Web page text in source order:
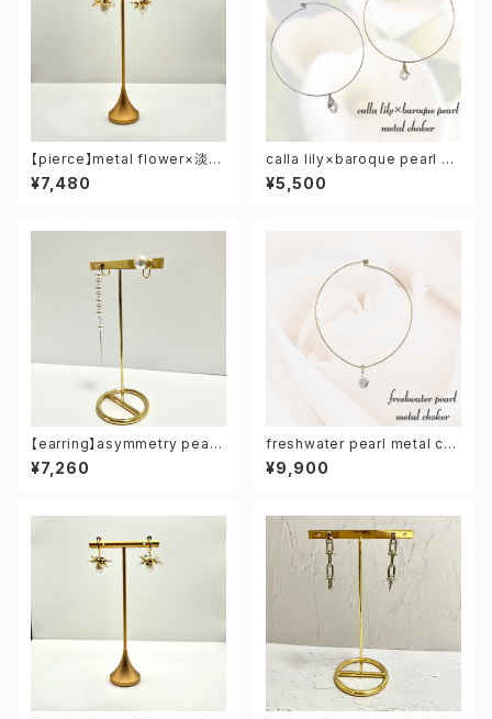
【pierce】metal flower×淡水
パール pierce
¥7,480
calla lily×baroque pearl m
etal choker
¥5,500
【earring】asymmetry pearl
earring
¥7,260
freshwater pearl metal ch
oker
¥9,900